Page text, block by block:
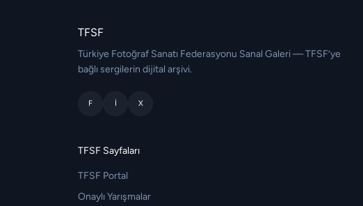
TFSF
Türkiye Fotoğraf Sanatı Federasyonu Sanal Galeri — TFSF’ye
bağlı sergilerin dijital arşivi.
F I X
TFSF Sayfaları
TFSF Portal
Onaylı Yarışmalar